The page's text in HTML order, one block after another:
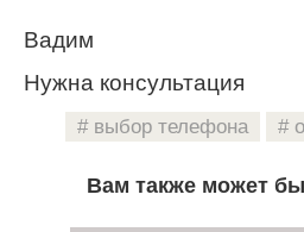
Вадим
Нужна консультация
выбор телефона
Вам также может